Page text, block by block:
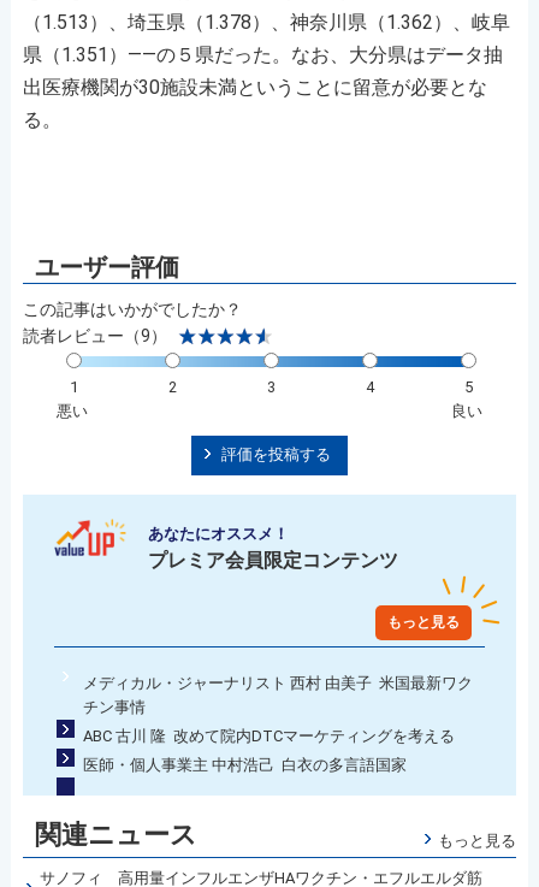
（1.513）、埼玉県（1.378）、神奈川県（1.362）、岐阜
県（1.351）――の５県だった。なお、大分県はデータ抽
出医療機関が30施設未満ということに留意が必要とな
る。
この記事はいかがでしたか？
読者レビュー（9）
1 2 3 4
5
悪い
良い
評価を投稿する
あなたにオススメ！
プレミア会員限定コンテンツ
もっと見る
メディカル・ジャーナリスト 西村 由美子 米国最新ワク
チン事情
ABC 古川 隆 改めて院内DTCマーケティングを考える
医師・個人事業主 中村浩己 白衣の多言語国家
関連ニュース もっと見る
サノフィ 高用量インフルエンザHAワクチン・エフルエルダ筋